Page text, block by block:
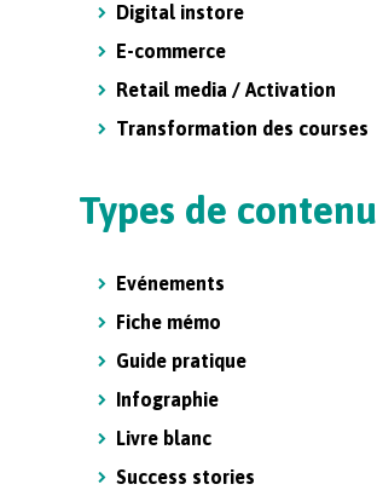
Digital instore
E-commerce
Retail media / Activation
Transformation des courses
Types de contenu
Evénements
Fiche mémo
Guide pratique
Infographie
Livre blanc
Success stories